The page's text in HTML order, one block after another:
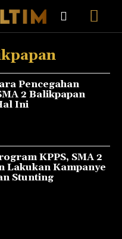
Pencegahan
2 Balikpapan
Ini
KPPS, SMA 2
Lakukan Kampanye
Stunting